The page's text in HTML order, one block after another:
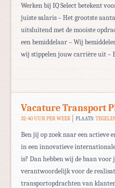
Werken bij IQ Select betekent
juiste salaris – Het grootste
uitsluitend met de mooiste
een bemiddelaar – Wij
wij stippelen jouw carrière uit –
Vacature Transport
32-40 UUR PER WEEK PLAATS:
Ben jij op zoek naar een actieve
in een innovatieve
is? Dan hebben wij de baan
verantwoordelijk voor de
transportopdrachten van